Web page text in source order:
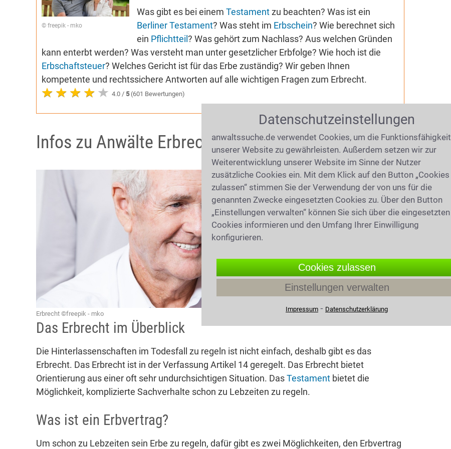
© freepik - mko
Was gibt es bei einem Testamentzu beachten? Was ist ein
Berliner Testament? Was steht im Erbschein? Wie berechnet sich
ein Pflichtteil ? Was gehört zum Nachlass? Aus welchen Gründen
kann enterbt werden? Was versteht man unter gesetzlicher Erbfolge? Wie hoch ist die
Erbschaftsteuer? Welches Gericht ist für das Erbe zuständig? Wir geben Ihnen
kompetente und rechtssichere Antworten auf alle wichtigen Fragen zum Erbrecht.
4.0 / 5(601 Bewertungen)
Infos zu Anwälte Erbrecht in Bad Wörishofen
Erbrecht ©freepik - mko
Das Erbrecht im Überblick
Die Hinterlassenschaften im Todesfall zu regeln ist nicht einfach, deshalb gibt es das
Erbrecht. Das Erbrecht ist in der Verfassung Artikel 14 geregelt. Das Erbrecht bietet
Orientierung aus einer oft sehr undurchsichtigen Situation. DasTestament bietet die
Möglichkeit, komplizierte Sachverhalte schon zu Lebzeiten zu regeln.
Was ist ein Erbvertrag?
Um schon zu Lebzeiten sein Erbe zu regeln, dafür gibt es zwei Möglichkeiten, den Erbvertrag
Datenschutzeinstellungen
anwaltssuche.de verwendet Cookies, um die Funktionsfähigkeit
unserer Website zu gewährleisten. Außerdem setzen wir zur
Weiterentwicklung unserer Website im Sinne der Nutzer
zusätzliche Cookies ein. Mit dem Klick auf den Button „Cookies
zulassen“ stimmen Sie der Verwendung der von uns für die
genannten Zwecke eingesetzten Cookies zu. Über den Button
„Einstellungen verwalten“ können Sie sich über die eingesetzten
Cookies informieren und den Umfang Ihrer Einwilligung
konfigurieren.
Cookies zulassen
Einstellungen verwalten
Impressum ⁃ Datenschutzerklärung